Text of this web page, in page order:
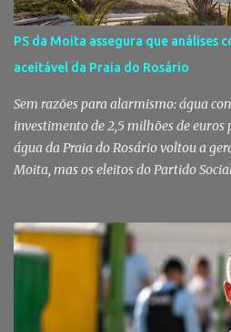
torno da adjudicação da construção
Pegões, uma empreitada de cerca de
ganhou destaque após uma notícia
jornal questionou, entre outros
e a escolha da empresa adjudicatária,
PS da Moita assegura que análises
aceitável da Praia do Rosário
Sem razões para alarmismo: água
investimento de 2,5 milhões de
água da Praia do Rosário voltou a
Moita, mas os eleitos do Partido
classificação de "Qualidade
Agência Portuguesa do Ambiente a
algumas informações de criarem
reforçam que a valorização daquele
investimento de cerca de 2,5 milhões